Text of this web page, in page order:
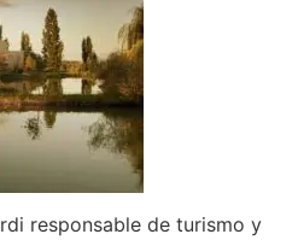
responsable de turismo y